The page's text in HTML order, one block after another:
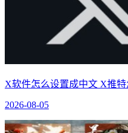
X软件怎么设置成中文 X推
2026-08-05